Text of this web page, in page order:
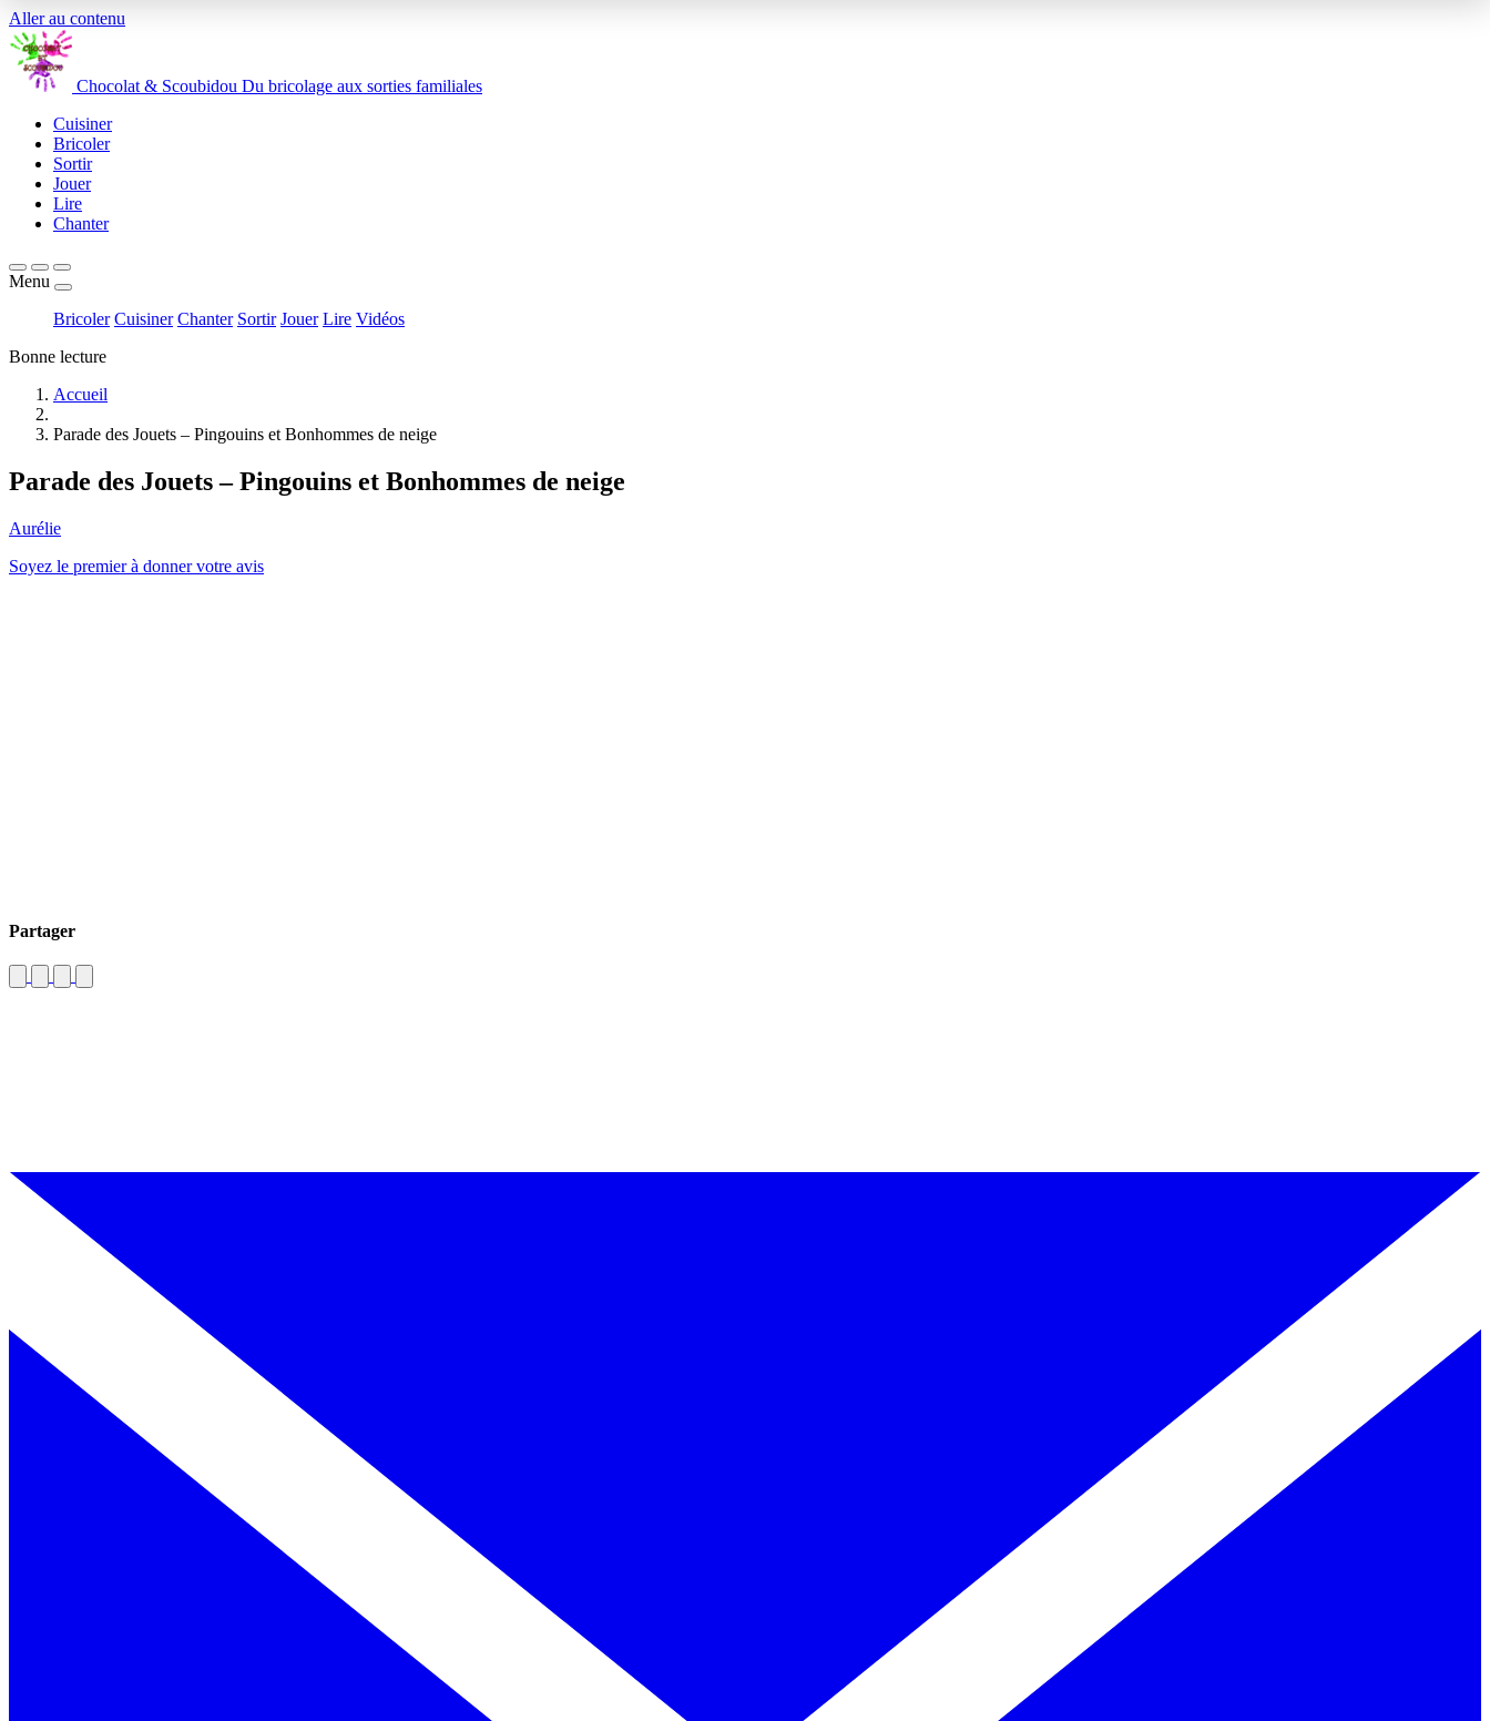
Aller au contenu
Chocolat & Scoubidou Du bricolage aux sorties familiales
Cuisiner
Bricoler
Sortir
Jouer
Lire
Chanter
Menu
Bricoler Cuisiner Chanter Sortir Jouer Lire Vidéos
Bonne lecture
Accueil
Parade des Jouets – Pingouins et Bonhommes de neige
Parade des Jouets – Pingouins et Bonhommes de neige
Aurélie
Soyez le premier à donner votre avis
Partager